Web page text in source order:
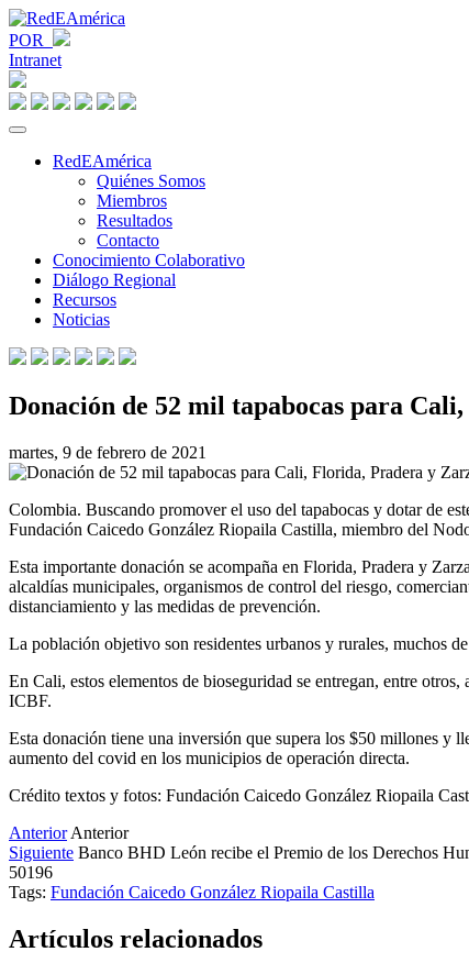
POR
Intranet
RedEAmérica
Quiénes Somos
Miembros
Resultados
Contacto
Conocimiento Colaborativo
Diálogo Regional
Recursos
Noticias
Donación de 52 mil tapabocas para
martes, 9 de febrero de 2021
Colombia. Buscando promover el uso del tapabocas y dotar de
Fundación Caicedo González Riopaila Castilla, miembro del
Esta importante donación se acompaña en Florida, Pradera y
alcaldías municipales, organismos de control del riesgo,
distanciamiento y las medidas de prevención.
La población objetivo son residentes urbanos y rurales, muchos
En Cali, estos elementos de bioseguridad se entregan, entre
ICBF.
Esta donación tiene una inversión que supera los $50 millones y
aumento del covid en los municipios de operación directa.
Crédito textos y fotos: Fundación Caicedo González Riopaila
Anterior Anterior
Siguiente Banco BHD León recibe el Premio de los Derechos
50196
Tags: Fundación Caicedo González Riopaila Castilla
Artículos relacionados